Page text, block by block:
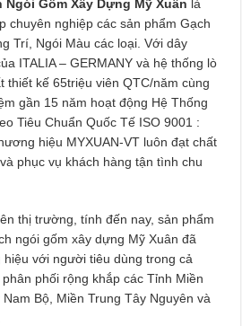
Ngói Gốm Xây Dựng Mỹ Xuân là
chuyên nghiệp các sản phẩm Gạch
Trí, Ngói Màu các loại. Với dây
ITALIA – GERMANY và hệ thống lò
thiết kế 65triệu viên QTC/năm cùng
gần 15 năm hoạt động Hệ Thống
Tiêu Chuẩn Quốc Tế ISO 9001 :
hiệu MYXUAN-VT luôn đạt chất
phục vụ khách hàng tận tình chu
thị trường, tính đến nay, sản phẩm
ngói gốm xây dựng Mỹ Xuân đã
với người tiêu dùng trong cả
phối rộng khắp các Tỉnh Miền
Bộ, Miền Trung Tây Nguyên và